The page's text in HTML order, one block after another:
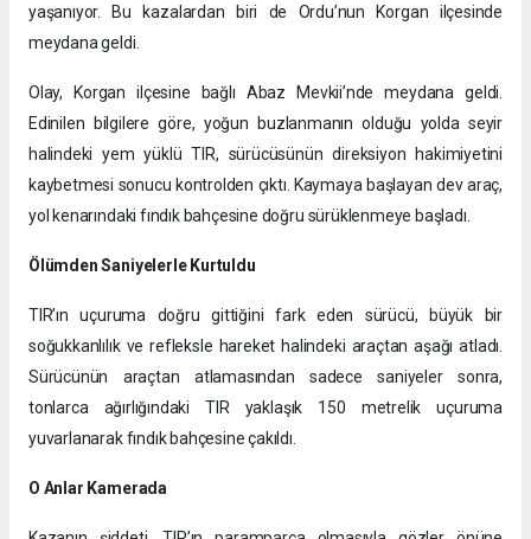
yaşanıyor. Bu kazalardan biri de Ordu’nun Korgan ilçesinde
meydana geldi.
Olay, Korgan ilçesine bağlı Abaz Mevkii’nde meydana geldi.
Edinilen bilgilere göre, yoğun buzlanmanın olduğu yolda seyir
halindeki yem yüklü TIR, sürücüsünün direksiyon hakimiyetini
kaybetmesi sonucu kontrolden çıktı. Kaymaya başlayan dev araç,
yol kenarındaki fındık bahçesine doğru sürüklenmeye başladı.
Ölümden Saniyelerle Kurtuldu
TIR’ın uçuruma doğru gittiğini fark eden sürücü, büyük bir
soğukkanlılık ve refleksle hareket halindeki araçtan aşağı atladı.
Sürücünün araçtan atlamasından sadece saniyeler sonra,
tonlarca ağırlığındaki TIR yaklaşık 150 metrelik uçuruma
yuvarlanarak fındık bahçesine çakıldı.
O Anlar Kamerada